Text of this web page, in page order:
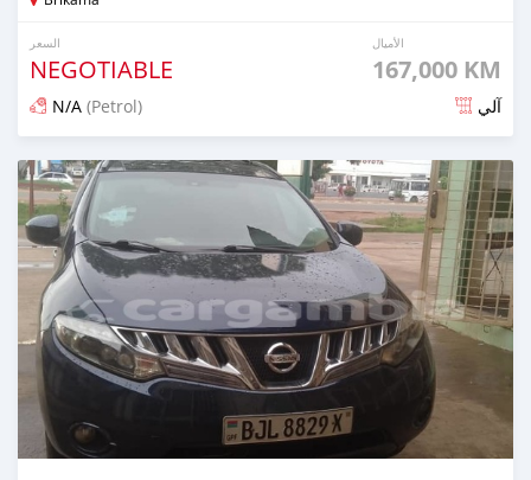
السعر
NEGOTIABLE
الأميال
167,000 KM
N/A (Petrol) آلي
تم النشر منذ أكثر من سنة مضت